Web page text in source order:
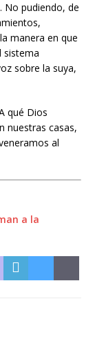
No pudiendo, de
manera en que
sistema
sobre la suya,
qué Dios
nuestras casas,
al
a la